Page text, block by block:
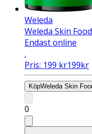
Weleda
Weleda Skin
Endast online
.
Pris: 199 kr199kr
KöpWeleda Skin
0